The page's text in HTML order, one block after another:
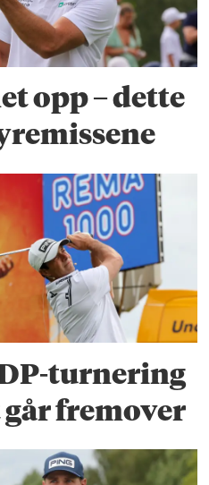
opp – dette
turnering
går fremover